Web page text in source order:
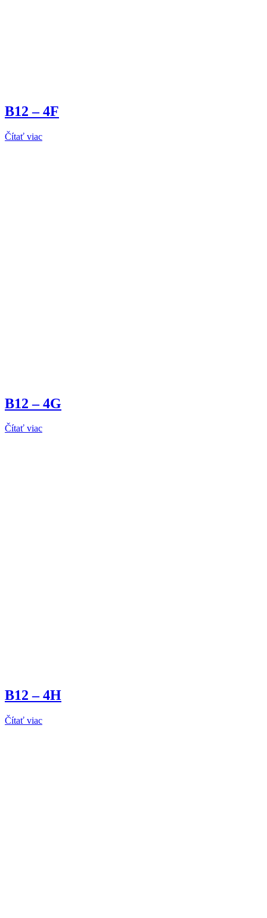
B12 – 4F
Čítať viac
B12 – 4G
Čítať viac
B12 – 4H
Čítať viac